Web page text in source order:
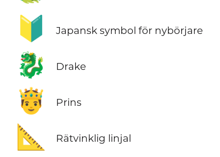
🔰 Japansk symbol för nybörjare
🐉 Drake
🤴 Prins
📐 Rätvinklig linjal